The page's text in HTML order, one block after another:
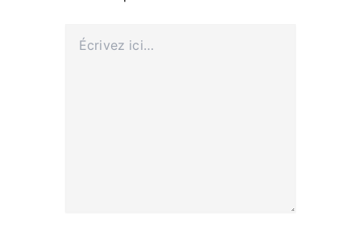
ici…